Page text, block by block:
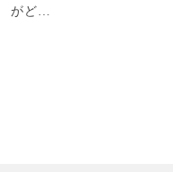
がど…